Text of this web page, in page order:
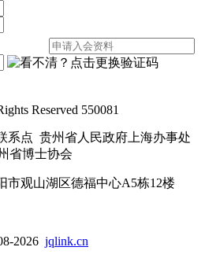
Reserved 550081
点 贵州省人民政府上海办事处
省博士协会
市观山湖区德福中心A5栋12楼
2026 jqlink.cn